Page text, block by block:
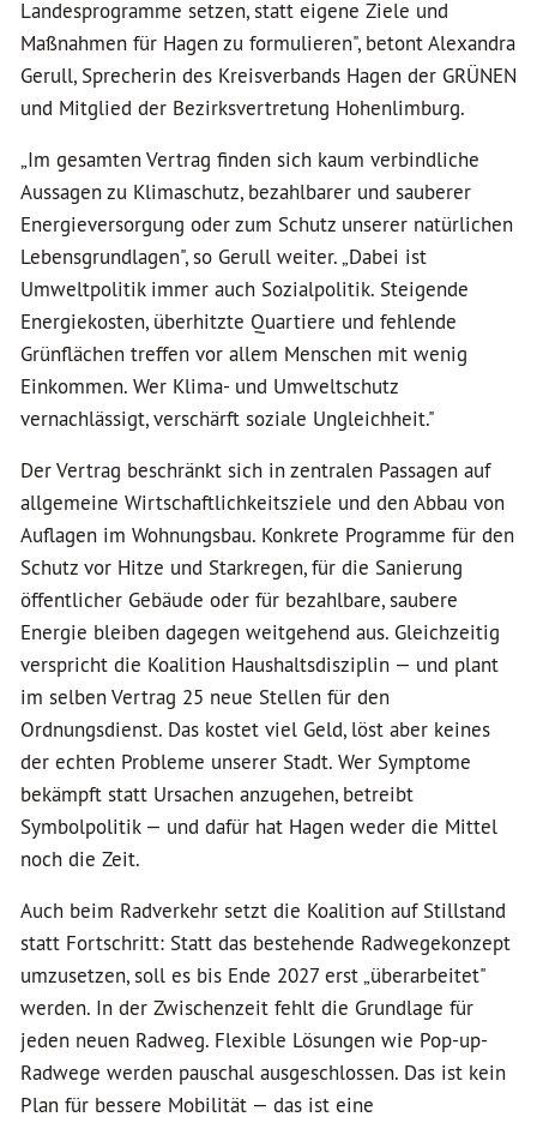
Landesprogramme setzen, statt eigene Ziele und
Maßnahmen für Hagen zu formulieren", betont Alexandra
Gerull, Sprecherin des Kreisverbands Hagen der GRÜNEN
und Mitglied der Bezirksvertretung Hohenlimburg.
„Im gesamten Vertrag finden sich kaum verbindliche
Aussagen zu Klimaschutz, bezahlbarer und sauberer
Energieversorgung oder zum Schutz unserer natürlichen
Lebensgrundlagen", so Gerull weiter. „Dabei ist
Umweltpolitik immer auch Sozialpolitik. Steigende
Energiekosten, überhitzte Quartiere und fehlende
Grünflächen treffen vor allem Menschen mit wenig
Einkommen. Wer Klima- und Umweltschutz
vernachlässigt, verschärft soziale Ungleichheit."
Der Vertrag beschränkt sich in zentralen Passagen auf
allgemeine Wirtschaftlichkeitsziele und den Abbau von
Auflagen im Wohnungsbau. Konkrete Programme für den
Schutz vor Hitze und Starkregen, für die Sanierung
öffentlicher Gebäude oder für bezahlbare, saubere
Energie bleiben dagegen weitgehend aus. Gleichzeitig
verspricht die Koalition Haushaltsdisziplin — und plant
im selben Vertrag 25 neue Stellen für den
Ordnungsdienst. Das kostet viel Geld, löst aber keines
der echten Probleme unserer Stadt. Wer Symptome
bekämpft statt Ursachen anzugehen, betreibt
Symbolpolitik — und dafür hat Hagen weder die Mittel
noch die Zeit.
Auch beim Radverkehr setzt die Koalition auf Stillstand
statt Fortschritt: Statt das bestehende Radwegekonzept
umzusetzen, soll es bis Ende 2027 erst „überarbeitet"
werden. In der Zwischenzeit fehlt die Grundlage für
jeden neuen Radweg. Flexible Lösungen wie Pop-up-
Radwege werden pauschal ausgeschlossen. Das ist kein
Plan für bessere Mobilität — das ist eine